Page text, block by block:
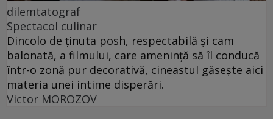
dilemtatograf
Spectacol culinar
Dincolo de ținuta posh, respectabilă și cam
balonată, a filmului, care amenință să îl conducă
într-o zonă pur decorativă, cineastul găsește aici
materia unei intime disperări.
Victor MOROZOV